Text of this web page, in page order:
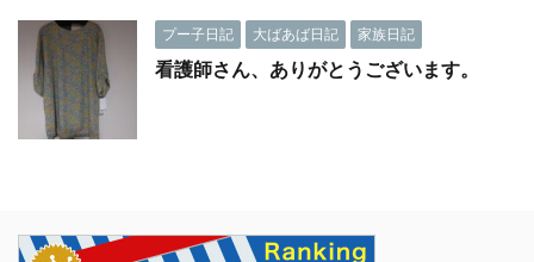
プー子日記 大ばあば日記 家族日記
看護師さん、ありがとうございます。